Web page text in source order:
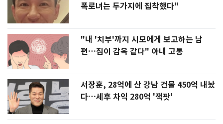
폭로녀는 두가지에 집착했다"
"내 '치부'까지 시모에게 보고하는 남
편…집이 감옥 같다" 아내 고통
서장훈, 28억에 산 강남 건물 450억 내놨
다…세후 차익 280억 '잭팟'